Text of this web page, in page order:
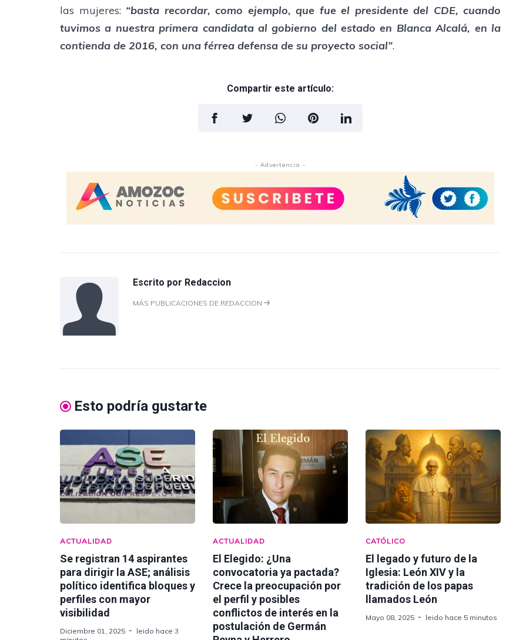
las mujeres: “basta recordar, como ejemplo, que fue el presidente del CDE, cuando
tuvimos a nuestra primera candidata al gobierno del estado en Blanca Alcalá, en la
contienda de 2016, con una férrea defensa de su proyecto social”.
Compartir este artículo:
- Advertencia -
Escrito por Redaccion
MÁS PUBLICACIONES DE REDACCION
Esto podría gustarte
ACTUALIDAD
Se registran 14 aspirantes
para dirigir la ASE; análisis
político identifica bloques y
perfiles con mayor
visibilidad
Diciembre 01, 2025
leido hace 3
ACTUALIDAD
El Elegido: ¿Una
convocatoria ya pactada?
Crece la preocupación por
el perfil y posibles
conflictos de interés en la
postulación de Germán
CATÓLICO
El legado y futuro de la
Iglesia: León XIV y la
tradición de los papas
llamados León
Mayo 08, 2025 leido hace 5 minutos